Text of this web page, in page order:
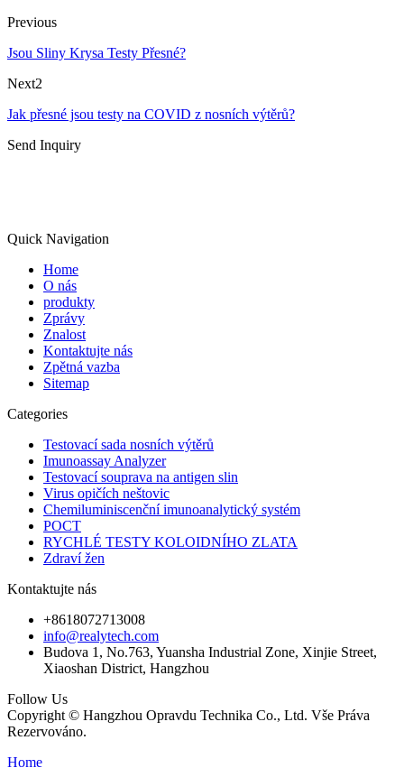
Previous
Jsou Sliny Krysa Testy Přesné?
Next2
Jak přesné jsou testy na COVID z nosních výtěrů?
Send Inquiry
Quick Navigation
Home
O nás
produkty
Zprávy
Znalost
Kontaktujte nás
Zpětná vazba
Sitemap
Categories
Testovací sada nosních výtěrů
Imunoassay Analyzer
Testovací souprava na antigen slin
Virus opičích neštovic
Chemiluminiscenční imunoanalytický systém
POCT
RYCHLÉ TESTY KOLOIDNÍHO ZLATA
Zdraví žen
Kontaktujte nás
+8618072713008
info@realytech.com
Budova 1, No.763, Yuansha Industrial Zone, Xinjie Street,
Xiaoshan District, Hangzhou
Follow Us
Copyright © Hangzhou Opravdu Technika Co., Ltd. Vše Práva
Rezervováno.
Home